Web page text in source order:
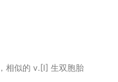
相似的 v.[I] 生双胞胎